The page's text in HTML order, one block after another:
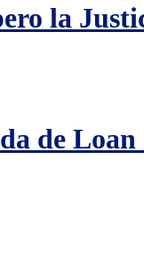
la
de Loan